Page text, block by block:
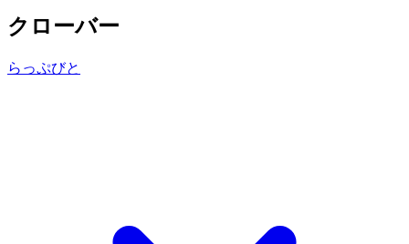
クローバー
らっぷびと